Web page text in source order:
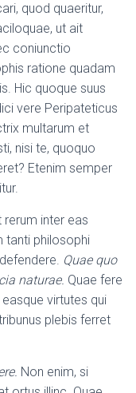
quod quaeritur,
ut ait
coniunctio
ratione quadam
Hic quoque suus
vere Peripateticus
multarum et
nisi te, quoquo
Etenim semper
rerum inter eas
tanti philosophi
Quae quo
naturae. Quae fere
virtutes qui
plebis ferret
Non enim, si